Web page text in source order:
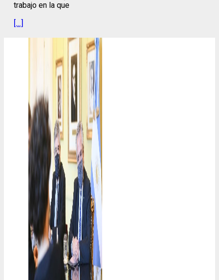
trabajo en la que
[…]